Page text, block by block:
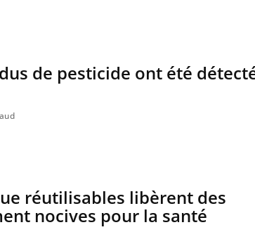
de pesticide ont été
réutilisables libèrent des
nocives pour la santé